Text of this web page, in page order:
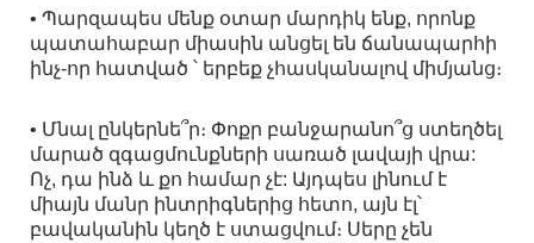
• Պարզապես մենք օտար մարդիկ ենք, որոնք
պատահաբար միասին անցել են ճանապարհի
ինչ-որ հատված ՝ երբեք չհասկանալով միմյանց։
• Մնալ ընկերնե՞ր։ Փոքր բանջարանո՞ց ստեղծել
մարած զգացմունքների սառած լավայի վրա:
Ոչ, դա ինձ և քո համար չէ: Այդպես լինում է
միայն մանր ինտրիգներից հետո, այն էլ՝
բավականին կեղծ է ստացվում։ Սերը չեն